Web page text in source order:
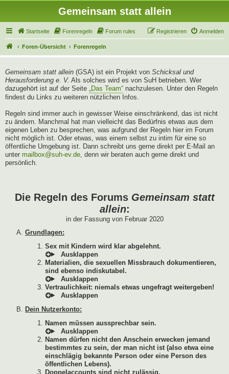
Gemeinsam statt allein
Startseite Forenregeln Forum rules Anmelden
Registrieren
Foren-Übersicht Forenregeln
Gemeinsam statt allein (GSA) ist ein Projekt von Schicksal und
Herausforderung e. V. Als solches wird es von SuH betrieben. Wer
dazugehört ist auf der Seite „Das Team“ nachzulesen. Unter den Regeln
findest du Links zu weiteren nützlichen Infos.
Regeln sind immer auch in gewisser Weise einschränkend, das ist nicht
zu ändern. Manchmal hat man vielleicht das Bedürfnis etwas aus dem
eigenen Leben zu besprechen, was aufgrund der Regeln hier im Forum
nicht möglich ist. Oder etwas, was einem selbst zu intim für eine so
öffentliche Umgebung ist. Dann schreibt uns gerne direkt per E-Mail an
unter mailbox@suh-ev.de, denn wir beraten auch gerne direkt und
persönlich.
Die Regeln des Forums Gemeinsam statt
allein:
in der Fassung von Februar 2020
Grundlagen:
Sex mit Kindern wird klar abgelehnt.
Materialien, die sexuellen Missbrauch dokumentieren,
sind ebenso indiskutabel.
Vertraulichkeit: niemals etwas ungefragt weitergeben!
Dein Nutzerkonto:
Namen müssen aussprechbar sein.
Namen dürfen nicht den Anschein erwecken jemand
bestimmtes zu sein, der man nicht ist (also etwa eine
einschlägig bekannte Person oder eine Person des
öffentlichen Lebens).
Doppelaccounts sind nicht zulässig.